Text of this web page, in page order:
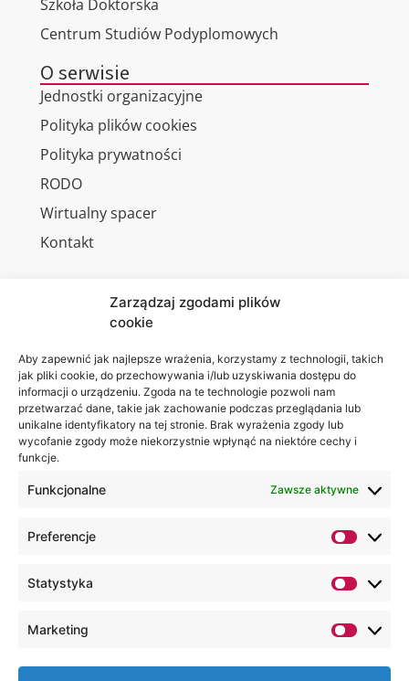
Zarządzaj zgodami plików
cookie
Aby zapewnić jak najlepsze wrażenia, korzystamy z technologii, takich
jak pliki cookie, do przechowywania i/lub uzyskiwania dostępu do
informacji o urządzeniu. Zgoda na te technologie pozwoli nam
przetwarzać dane, takie jak zachowanie podczas przeglądania lub
unikalne identyfikatory na tej stronie. Brak wyrażenia zgody lub
wycofanie zgody może niekorzystnie wpłynąć na niektóre cechy i
funkcje.
Funkcjonalne Zawsze aktywne
Preferencje
Statystyka
Marketing
Szkoła Doktorska
Centrum Studiów Podyplomowych
O serwisie
Jednostki organizacyjne
Polityka plików cookies
Polityka prywatności
RODO
Wirtualny spacer
Kontakt
Akademia
WSEI
ul.
Projektowa
4